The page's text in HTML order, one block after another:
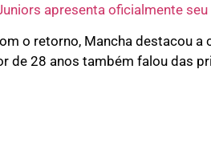
apresenta oficialmente
o retorno, Mancha destacou
de 28 anos também falou das